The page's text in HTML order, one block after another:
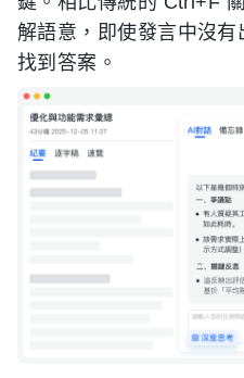
解語意，即使發言中沒
找到答案。